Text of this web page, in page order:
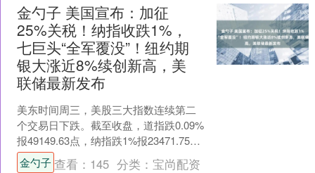
金勺子 美国宣布：加征
25%关税！纳指收跌1%，
七巨头“全军覆没”！纽约期
银大涨近8%续创新高，美
联储最新发布
美东时间周三，美股三大指数连续第二
个交易日下跌。截至收盘，道指跌0.09%
报49149.63点，纳指跌1%报23471.75
点，标普500指数跌0.53%报69....
金勺子查看： 145 分类： 宝尚配资